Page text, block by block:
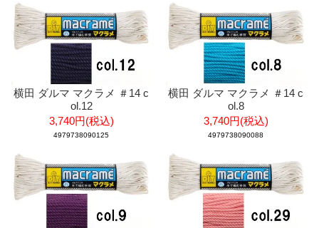
横田 ダルマ マクラメ ＃14 c
ol.12
3,740円(税込)
4979738090125
横田 ダルマ マクラメ ＃14 c
ol.8
3,740円(税込)
4979738090088